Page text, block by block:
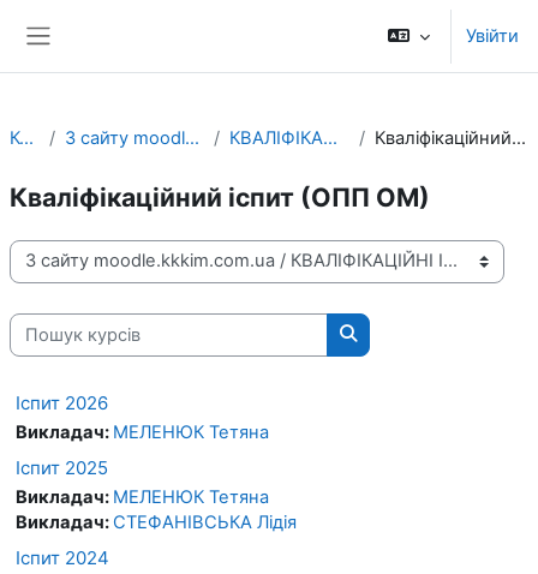
Увійти
Курси З сайту moodle.kkkim.com.ua КВАЛІФІКАЦІЙНІ ІСПИТИ Кваліфікаційний іспит (ОПП ОМ)
Кваліфікаційний іспит (ОПП ОМ)
Категорії курсів
Пошук курсів
Пошук курсів
Іспит 2026
Викладач: МЕЛЕНЮК Тетяна
Іспит 2025
Викладач: МЕЛЕНЮК Тетяна
Викладач:СТЕФАНІВСЬКА Лідія
Іспит 2024